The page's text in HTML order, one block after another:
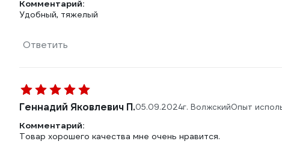
Комментарий:
Удобный, тяжелый
Ответить
Геннадий Яковлевич П.05.09.2024г. ВолжскийОпыт
Комментарий:
Товар хорошего качества мне очень нравится.